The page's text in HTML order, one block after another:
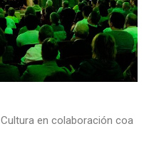
en colaboración coa